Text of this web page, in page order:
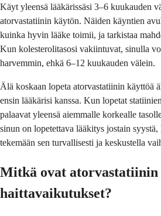
Käyt yleensä lääkärissäsi 3–6 kuukauden
atorvastatiinin käytön. Näiden käyntien
kuinka hyvin lääke toimii, ja tarkistaa
Kun kolesterolitasosi vakiintuvat, sinulla
harvemmin, ehkä 6–12 kuukauden välein.
Älä koskaan lopeta atorvastatiinin käyttöä
ensin lääkärisi kanssa. Kun lopetat
palaavat yleensä aiemmalle korkealle
sinun on lopetettava lääkitys jostain
tekemään sen turvallisesti ja keskustella
Mitkä ovat atorvastatiinin
haittavaikutukset?